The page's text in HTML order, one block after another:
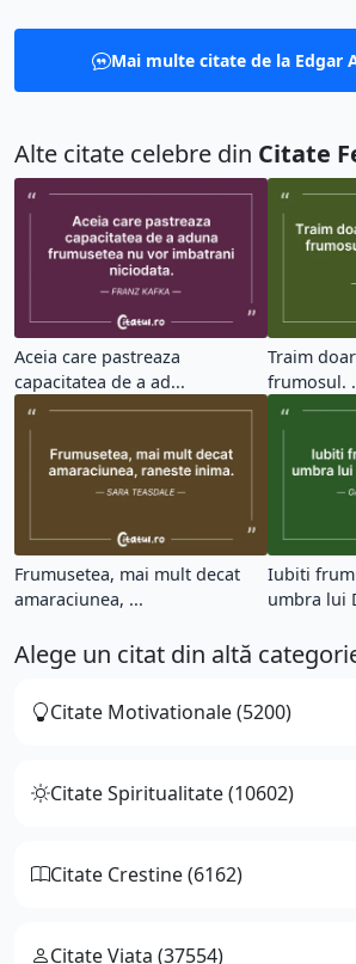
Mai multe citate de la Edgar
Alte citate celebre din Citate
Aceia care pastreaza
capacitatea de a ad...
Traim
frumosul.
Frumusetea, mai mult decat
amaraciunea, ...
Iubiti
umbra lui
Alege un citat din altă
Citate Motivationale (5200)
Citate Spiritualitate (10602)
Citate Crestine (6162)
Citate Viata (37554)